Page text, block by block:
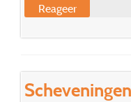
Reageer